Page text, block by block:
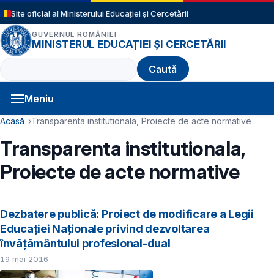
Sari la conținutul principal
Site oficial al Ministerului Educației și Cercetării
GUVERNUL ROMÂNIEI
MINISTERUL EDUCAȚIEI ȘI CERCETĂRII
Caută
Meniu
Navigație principală
Cale de navigare
Acasă Transparenta institutionala, Proiecte de acte normative
Transparenta institutionala,
Proiecte de acte normative
Dezbatere publică: Proiect de modificare a Legii
Educaţiei Naţionale privind dezvoltarea
învățământului profesional-dual
19 mai 2016